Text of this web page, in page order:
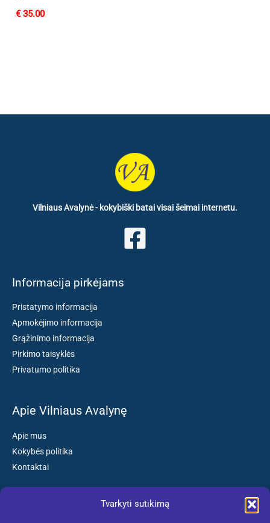
Tvarkyti sutikimą
€35.00
Vilniaus Avalynė - kokybiški batai visai šeimai internetu.
Informacija pirkėjams
Pristatymo informacija
Apmokėjimo informacija
Grąžinimo informacija
Pirkimo taisyklės
Privatumo politika
Apie Vilniaus Avalynę
Apie mus
Kokybės politika
Kontaktai